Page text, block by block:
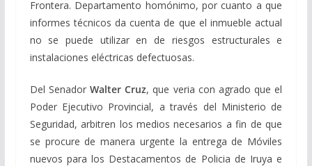
Frontera. Departamento homónimo, por cuanto a que
informes técnicos da cuenta de que el inmueble actual
no se puede utilizar en de riesgos estructurales e
instalaciones eléctricas defectuosas.
Del SenadorWalter Cruz, que veria con agrado que el
Poder Ejecutivo Provincial, a través del Ministerio de
Seguridad, arbitren los medios necesarios a fin de que
se procure de manera urgente la entrega de Móviles
nuevos para los Destacamentos de Policia de Iruya e